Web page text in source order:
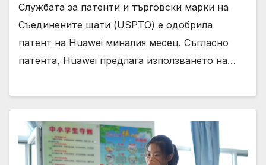
Службата за патенти и търговски марки на
Съединените щати (USPTO) е одобрила
патент на Huawei миналия месец. Съгласно
патента, Huawei предлага използването на…